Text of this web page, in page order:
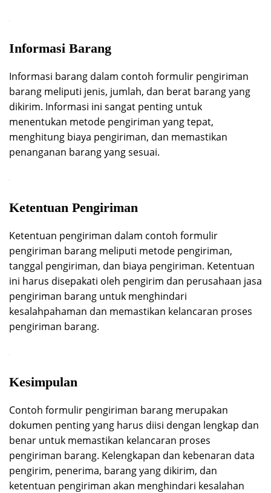
Informasi Barang
Informasi barang dalam contoh formulir pengiriman
barang meliputi jenis, jumlah, dan berat barang yang
dikirim. Informasi ini sangat penting untuk
menentukan metode pengiriman yang tepat,
menghitung biaya pengiriman, dan memastikan
penanganan barang yang sesuai.
Ketentuan Pengiriman
Ketentuan pengiriman dalam contoh formulir
pengiriman barang meliputi metode pengiriman,
tanggal pengiriman, dan biaya pengiriman. Ketentuan
ini harus disepakati oleh pengirim dan perusahaan jasa
pengiriman barang untuk menghindari
kesalahpahaman dan memastikan kelancaran proses
pengiriman barang.
Kesimpulan
Contoh formulir pengiriman barang merupakan
dokumen penting yang harus diisi dengan lengkap dan
benar untuk memastikan kelancaran proses
pengiriman barang. Kelengkapan dan kebenaran data
pengirim, penerima, barang yang dikirim, dan
ketentuan pengiriman akan menghindari kesalahan